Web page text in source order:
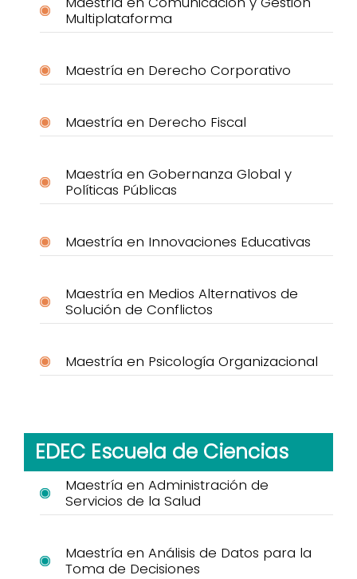
Multiplataforma
Maestría en Derecho Corporativo
Maestría en Derecho Fiscal
Maestría en Gobernanza Global y
Políticas Públicas
Maestría en Innovaciones Educativas
Maestría en Medios Alternativos de
Solución de Conflictos
Maestría en Psicología Organizacional
EDEC Escuela de Ciencias
Maestría en Administración de
Servicios de la Salud
Maestría en Análisis de Datos para la
Toma de Decisiones